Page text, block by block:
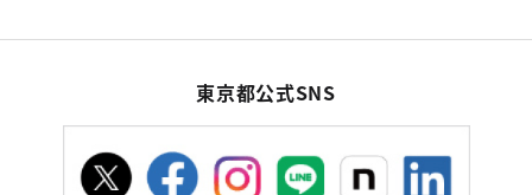
東京都公式SNS